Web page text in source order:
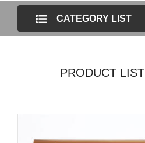
CATEGORY LIST
PRODUCT LIST